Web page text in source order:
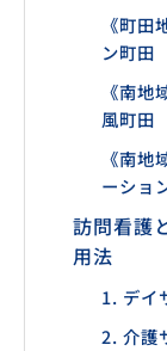
《町田
ン町田
《南
風町田
《南
ーショ
訪問看護
用法
1. デイ
2. 介護